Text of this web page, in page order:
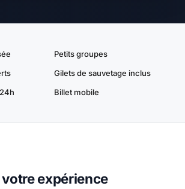
Petits groupes
Gilets de sauvetage inclus
Billet mobile
expérience